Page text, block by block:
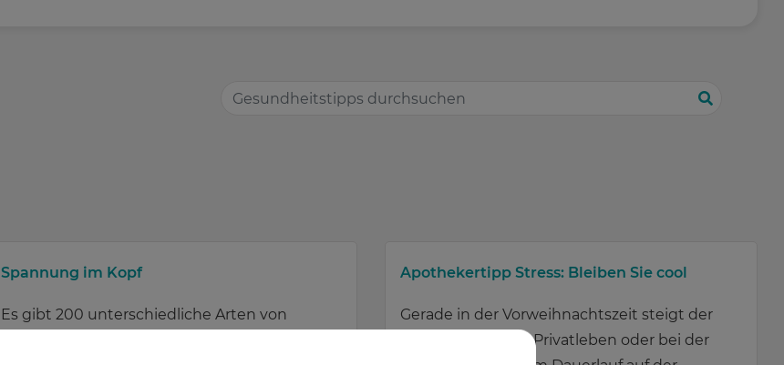
Spannung im Kopf
Es gibt 200 unterschiedliche Arten von
Apothekertipp Stress: Bleiben Sie cool
Gerade in der Vorweihnachtszeit steigt der
Stresslevel. Ob im Privatleben oder bei der